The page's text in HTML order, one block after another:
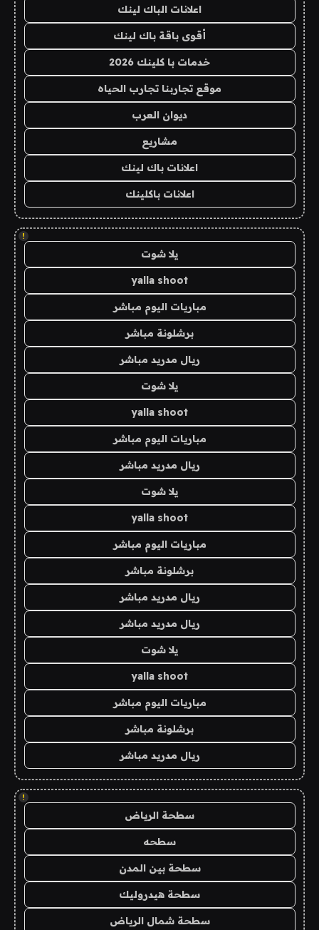
اعلانات الباك لينك
أقوى باقة باك لينك
خدمات با كلينك 2026
موقع تجاربنا تجارب الحياه
ديوان العرب
مشاريع
اعلانات باك لينك
اعلانات باكلينك
!
يلا شوت
yalla shoot
مباريات اليوم مباشر
برشلونة مباشر
ريال مدريد مباشر
يلا شوت
yalla shoot
مباريات اليوم مباشر
ريال مدريد مباشر
يلا شوت
yalla shoot
مباريات اليوم مباشر
برشلونة مباشر
ريال مدريد مباشر
ريال مدريد مباشر
يلا شوت
yalla shoot
مباريات اليوم مباشر
برشلونة مباشر
ريال مدريد مباشر
!
سطحة الرياض
سطحه
سطحة بين المدن
سطحة هيدروليك
سطحة شمال الرياض